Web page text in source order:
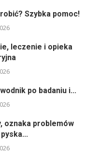
Szybka pomoc!
leczenie i opieka
po badaniu i...
oznaka problemów